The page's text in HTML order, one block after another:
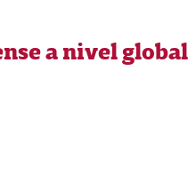
a nivel global